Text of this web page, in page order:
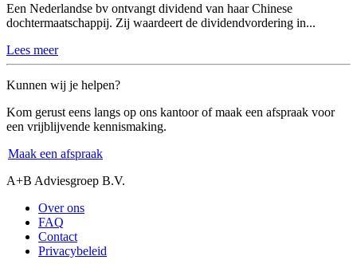
Een Nederlandse bv ontvangt dividend van haar Chinese
dochtermaatschappij. Zij waardeert de dividendvordering in...
Lees meer
Kunnen wij je helpen?
Kom gerust eens langs op ons kantoor of maak een afspraak voor
een vrijblijvende kennismaking.
Maak een afspraak
A+B Adviesgroep B.V.
Over ons
FAQ
Contact
Privacybeleid